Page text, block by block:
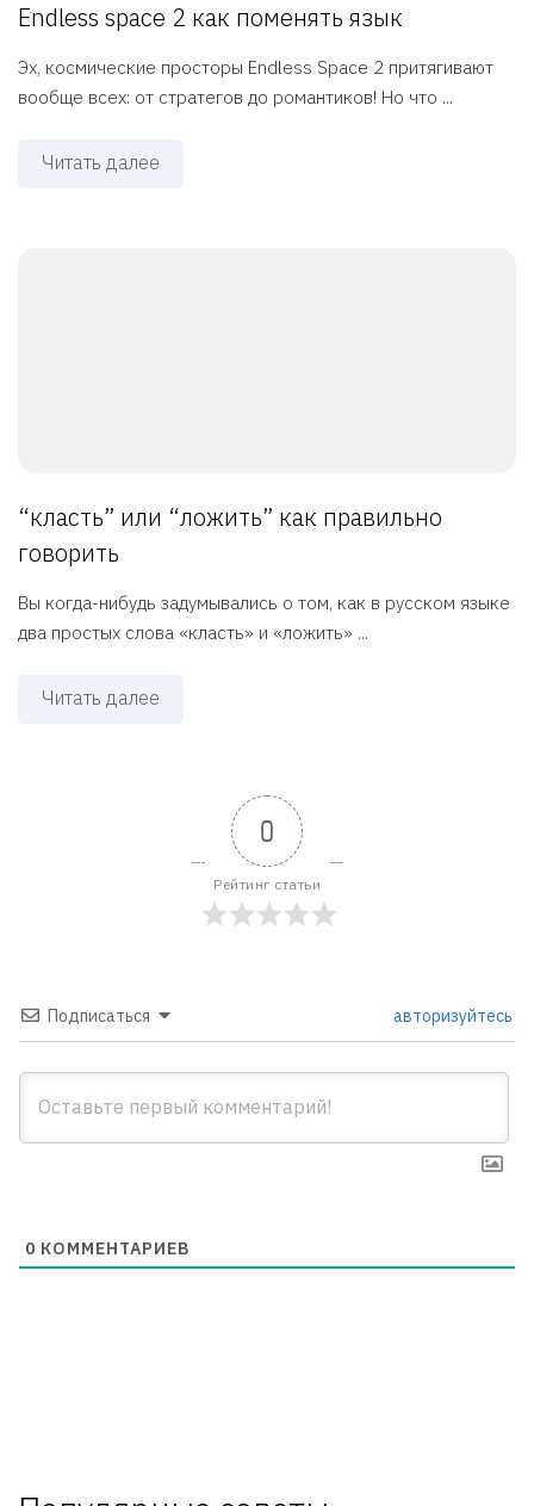
Endless space 2 как поменять язык
Эх, космические просторы Endless Space 2 притягивают
вообще всех: от стратегов до романтиков! Но что ...
Читать далее
“класть” или “ложить” как правильно
говорить
Вы когда-нибудь задумывались о том, как в русском языке
два простых слова «класть» и «ложить» ...
Читать далее
0
Рейтинг статьи
Подписаться авторизуйтесь
0 КОММЕНТАРИЕВ